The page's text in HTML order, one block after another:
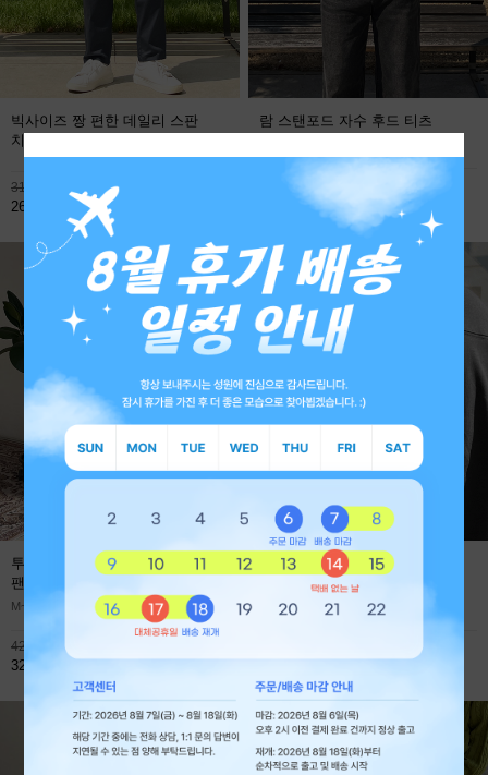
빅사이즈 짱 편한 데일리 스판
치노팬츠
31,900원
26,800원
람 스탠포드 자수 후드 티츠
59,800원
투턱 사계절 프리미엄 와이드 데님
팬츠
M~XL
42,800원
32,800원
에어로 쿨에버 절개 오버핏 긴팔
M~XL